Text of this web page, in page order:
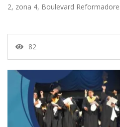
2, zona 4, Boulevard
82